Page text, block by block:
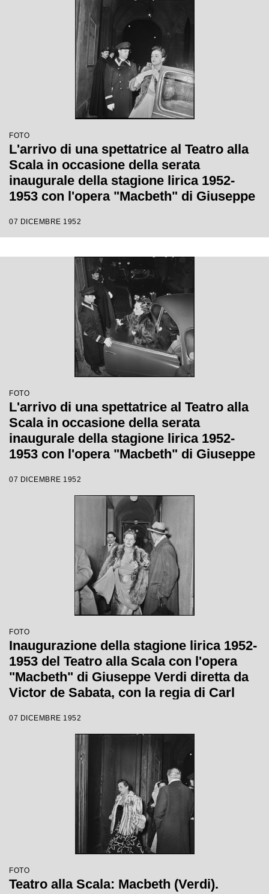
FOTO
L'arrivo di una spettatrice al Teatro alla
Scala in occasione della serata
inaugurale della stagione lirica 1952-
1953 con l'opera "Macbeth" di Giuseppe
regia di Carl Ebert
07 DICEMBRE 1952
FOTO
L'arrivo di una spettatrice al Teatro alla
Scala in occasione della serata
inaugurale della stagione lirica 1952-
1953 con l'opera "Macbeth" di Giuseppe
regia di Carl Ebert
07 DICEMBRE 1952
FOTO
Inaugurazione della stagione lirica 1952-
1953 del Teatro alla Scala con l'opera
"Macbeth" di Giuseppe Verdi diretta da
Victor de Sabata, con la regia di Carl
07 DICEMBRE 1952
FOTO
Teatro alla Scala: Macbeth (Verdi).